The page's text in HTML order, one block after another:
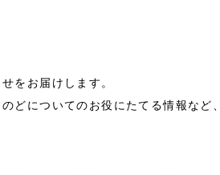
をお届けします。
どについてのお役にたてる情報など、